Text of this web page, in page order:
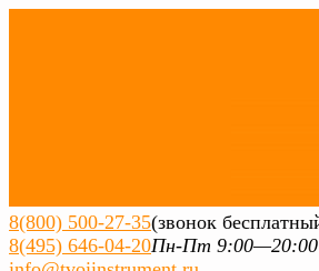
8(800) 500-27-35(звонок
8(495) 646-04-20Пн-Пт